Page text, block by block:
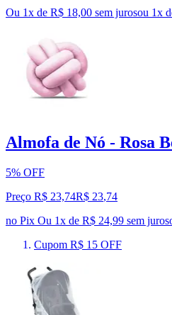
Ou 1x de R$ 18,00 sem jurosou 1x
Almofa de Nó - Rosa
5% OFF
Preço R$ 23,74R$ 23,74
no Pix Ou 1x de R$ 24,99 sem juros
Cupom R$ 15 OFF